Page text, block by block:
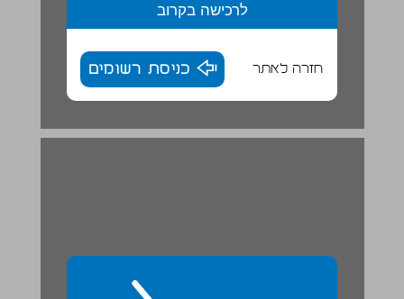
לרכישה בקרוב
חזרה לאתר כניסת רשומים